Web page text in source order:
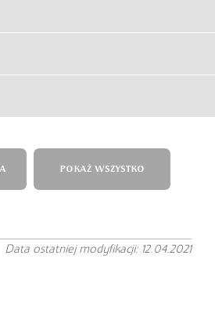
POKAŻ WSZYSTKO
Data ostatniej modyfikacji: 12.04.2021